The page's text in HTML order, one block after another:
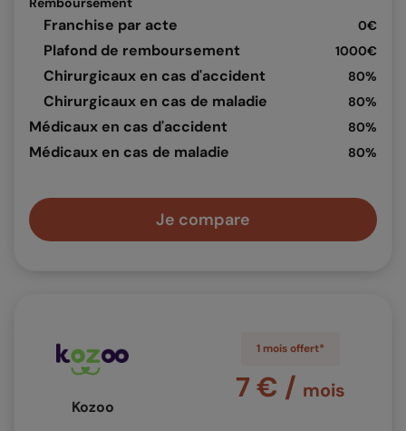
Franchise par acte 0€
Plafond de remboursement 1000€
Chirurgicaux en cas d'accident 80%
Chirurgicaux en cas de maladie 80%
Médicaux en cas d'accident 80%
Médicaux en cas de maladie 80%
Je compare
Kozoo
1 mois offert*
7 € / mois